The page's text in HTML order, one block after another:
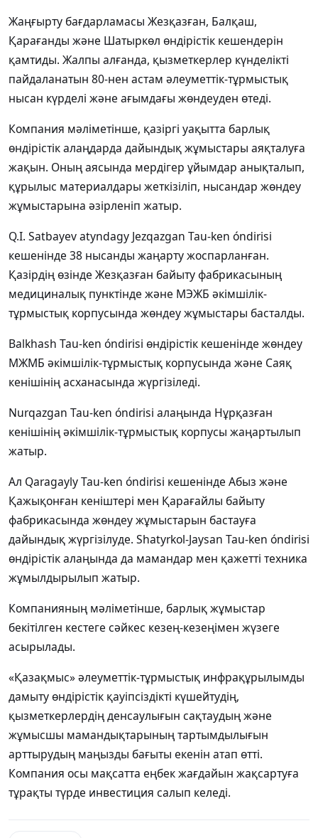
Жаңғырту бағдарламасы Жезқазған, Балқаш,
Қарағанды және Шатыркөл өндірістік кешендерін
қамтиды. Жалпы алғанда, қызметкерлер күнделікті
пайдаланатын 80-нен астам әлеуметтік-тұрмыстық
нысан күрделі және ағымдағы жөндеуден өтеді.
Компания мәліметінше, қазіргі уақытта барлық
өндірістік алаңдарда дайындық жұмыстары аяқталуға
жақын. Оның аясында мердігер ұйымдар анықталып,
құрылыс материалдары жеткізіліп, нысандар жөндеу
жұмыстарына әзірленіп жатыр.
Q.I. Satbayev atyndagy Jezqazgan Tau-ken óndirisi
кешенінде 38 нысанды жаңарту жоспарланған.
Қазірдің өзінде Жезқазған байыту фабрикасының
медициналық пунктінде және МЭЖБ әкімшілік-
тұрмыстық корпусында жөндеу жұмыстары басталды.
Balkhash Tau-ken óndirisi өндірістік кешенінде жөндеу
МЖМБ әкімшілік-тұрмыстық корпусында және Саяқ
кенішінің асханасында жүргізіледі.
Nurqazgan Tau-ken óndirisi алаңында Нұрқазған
кенішінің әкімшілік-тұрмыстық корпусы жаңартылып
жатыр.
Ал Qaragayly Tau-ken óndirisi кешенінде Абыз және
Қажықонған кеніштері мен Қарағайлы байыту
фабрикасында жөндеу жұмыстарын бастауға
дайындық жүргізілуде. Shatyrkol-Jaysan Tau-ken óndirisi
өндірістік алаңында да мамандар мен қажетті техника
жұмылдырылып жатыр.
Компанияның мәліметінше, барлық жұмыстар
бекітілген кестеге сәйкес кезең-кезеңімен жүзеге
асырылады.
«Қазақмыс» әлеуметтік-тұрмыстық инфрақұрылымды
дамыту өндірістік қауіпсіздікті күшейтудің,
қызметкерлердің денсаулығын сақтаудың және
жұмысшы мамандықтарының тартымдылығын
арттырудың маңызды бағыты екенін атап өтті.
Компания осы мақсатта еңбек жағдайын жақсартуға
тұрақты түрде инвестиция салып келеді.